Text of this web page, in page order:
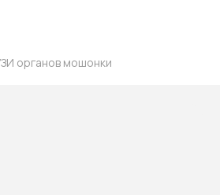
органов мошонки